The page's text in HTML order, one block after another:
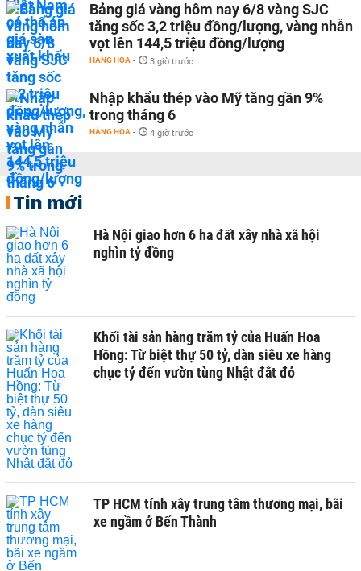
Bảng giá vàng hôm nay 6/8 vàng SJC
tăng sốc 3,2 triệu đồng/lượng, vàng nhẫn
vọt lên 144,5 triệu đồng/lượng
HÀNG HÓA - 3 giờ trước
Nhập khẩu thép vào Mỹ tăng gần 9%
trong tháng 6
HÀNG HÓA - 4 giờ trước
Tin mới
Hà Nội giao hơn 6 ha đất xây nhà xã hội
nghìn tỷ đồng
Khối tài sản hàng trăm tỷ của Huấn Hoa
Hồng: Từ biệt thự 50 tỷ, dàn siêu xe hàng
chục tỷ đến vườn tùng Nhật đắt đỏ
TP HCM tính xây trung tâm thương mại, bãi
xe ngầm ở Bến Thành